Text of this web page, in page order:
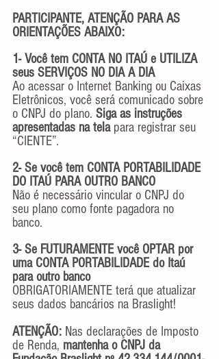
PARTICIPANTE, ATENÇÃO PARA AS
ORIENTAÇÕES ABAIXO:
1- Você tem CONTA NO ITAÚ e UTILIZA
seus SERVIÇOS NO DIA A DIA
Ao acessar o Internet Banking ou Caixas
Eletrônicos, você será comunicado sobre
o CNPJ do plano. Siga as instruções
apresentadas na tela para registrar seu
“CIENTE”.
2- Se você tem CONTA PORTABILIDADE
DO ITAÚ PARA OUTRO BANCO
Não é necessário vincular o CNPJ do
seu plano como fonte pagadora no
banco.
3- Se FUTURAMENTE você OPTAR por
uma CONTA PORTABILIDADE do Itaú
para outro banco
OBRIGATORIAMENTE terá que atualizar
seus dados bancários na Braslight!
ATENÇÃO: Nas declarações de Imposto
de Renda, mantenha o CNPJ da